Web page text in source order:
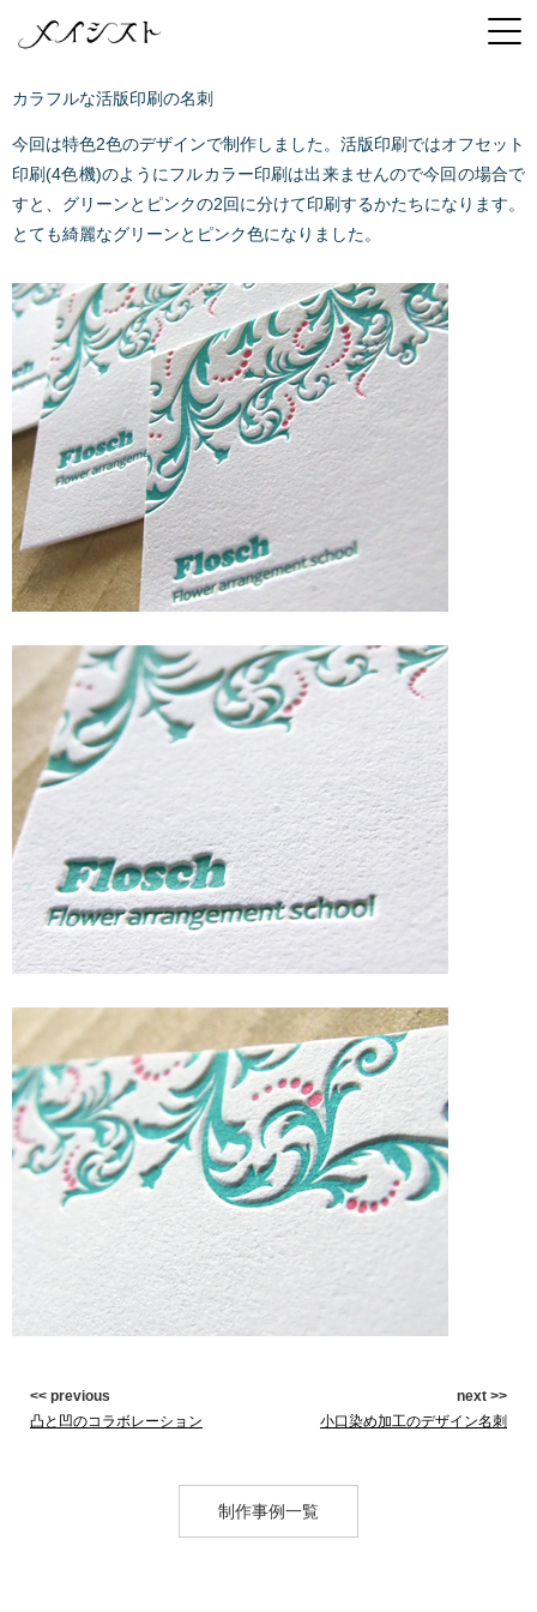
カラフルな活版印刷の名刺
今回は特色2色のデザインで制作しました。活版印刷ではオフセット
印刷(4色機)のようにフルカラー印刷は出来ませんので今回の場合で
すと、グリーンとピンクの2回に分けて印刷するかたちになります。
とても綺麗なグリーンとピンク色になりました。
<< previous
凸と凹のコラボレーション
next >>
小口染め加工のデザイン名刺
制作事例一覧